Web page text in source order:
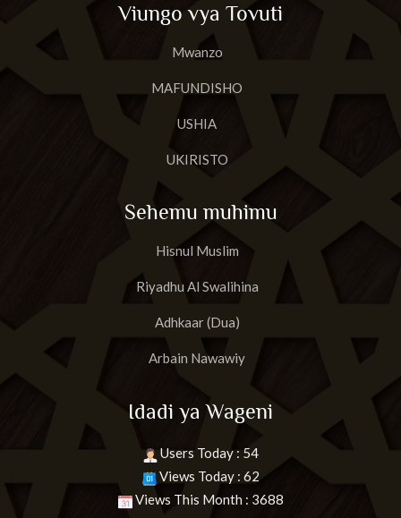
Viungo vya Tovuti
Mwanzo
MAFUNDISHO
USHIA
UKIRISTO
Sehemu muhimu
Hisnul Muslim
Riyadhu Al Swalihina
Adhkaar (Dua)
Arbain Nawawiy
Idadi ya Wageni
Users Today : 54
Views Today : 62
Views This Month : 3688